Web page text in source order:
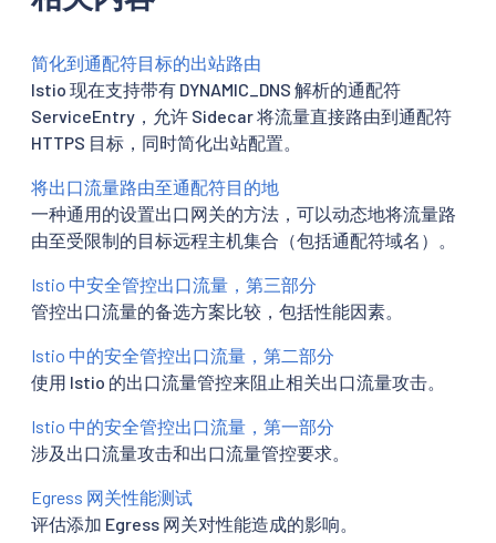
简化到通配符目标的出站路由
Istio 现在支持带有 DYNAMIC_DNS 解析的通配符
ServiceEntry，允许 Sidecar 将流量直接路由到通配符
HTTPS 目标，同时简化出站配置。
将出口流量路由至通配符目的地
一种通用的设置出口网关的方法，可以动态地将流量路
由至受限制的目标远程主机集合（包括通配符域名）。
Istio 中安全管控出口流量，第三部分
管控出口流量的备选方案比较，包括性能因素。
Istio 中的安全管控出口流量，第二部分
使用 Istio 的出口流量管控来阻止相关出口流量攻击。
Istio 中的安全管控出口流量，第一部分
涉及出口流量攻击和出口流量管控要求。
Egress 网关性能测试
评估添加 Egress 网关对性能造成的影响。